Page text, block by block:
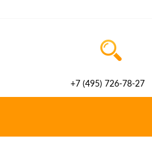
+7 (495) 726-78-27